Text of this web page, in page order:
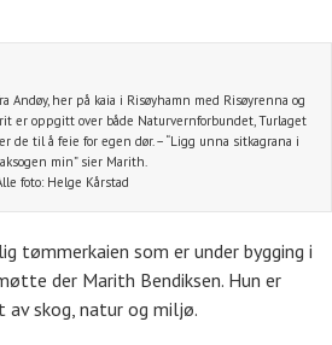
Andøy, her på kaia i Risøyhamn med Risøyrenna og
er oppgitt over både Naturvernforbundet, Turlaget
de til å feie for egen dør. – “Ligg unna sitkagrana i
min” sier Marith.
foto: Helge Kårstad
tømmerkaien som er under bygging i
der Marith Bendiksen. Hun er
skog, natur og miljø.